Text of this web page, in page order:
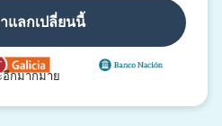
แลกเปลี่ยนนี้
อีกมากมาย